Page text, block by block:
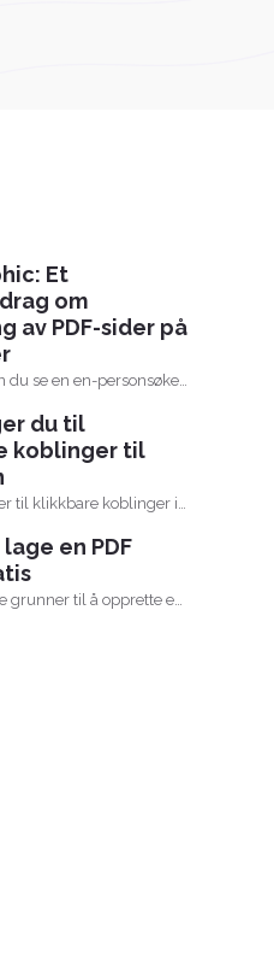
Et
om
av PDF-sider på
du se en en-personsøker
du til
koblinger til
til klikkbare koblinger i
kan leserne...
en PDF
grunner til å opprette en